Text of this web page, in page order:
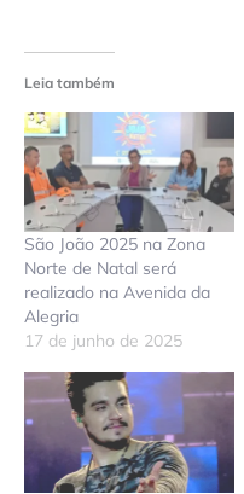
Leia também
São João 2025 na Zona
Norte de Natal será
realizado na Avenida da
Alegria
17 de junho de 2025